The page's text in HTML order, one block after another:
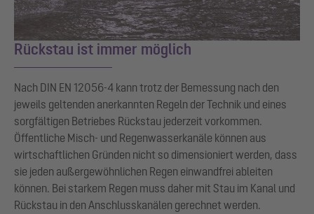
Rückstau ist immer möglich
Nach DIN EN 12056-4 kann trotz der Bemessung nach den
jeweils geltenden anerkannten Regeln der Technik und eines
sorgfältigen Betriebes Rückstau jederzeit vorkommen.
Öffentliche Misch- und Regenwasserkanäle können aus
wirtschaftlichen Gründen nicht so dimensioniert werden, dass
sie jeden außergewöhnlichen Regen einwandfrei ableiten
können. Bei starkem Regen muss daher mit Stau im Kanal und
Rückstau in den Anschlusskanälen gerechnet werden.